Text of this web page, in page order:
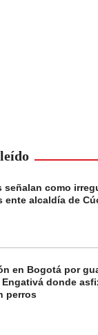
señalan como
ente alcaldía de
en Bogotá por
donde
perros